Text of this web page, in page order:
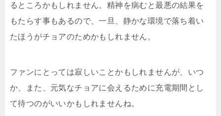
るところかもしれません。精神を病むと最悪の結果を
もたらす事もあるので、一旦、静かな環境で落ち着い
たほうがチョアのためかもしれません。
ファンにとっては寂しいことかもしれませんが、いつ
か、また、元気なチョアに会えるために充電期間とし
て待つのがいいかもしれませんね。